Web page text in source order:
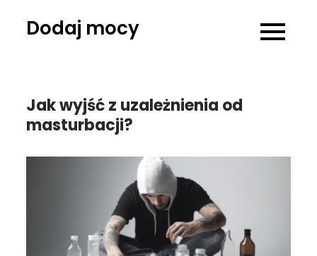
Dodaj mocy
Jak wyjść z uzależnienia od
masturbacji?